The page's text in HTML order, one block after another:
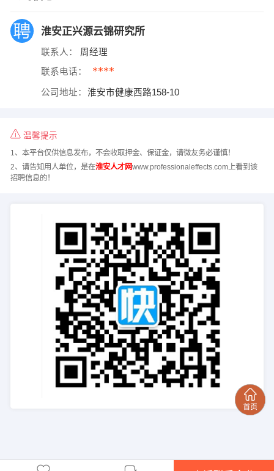
淮安正兴源云锦研究所
联系人： 周经理
联系电话： ****
公司地址： 淮安市健康西路158-10
温馨提示
1、本平台仅供信息发布，不会收取押金、保证金，请微友务必谨慎！
2、请告知用人单位，是在淮安人才网www.professionaleffects.com上看到该
招聘信息的！